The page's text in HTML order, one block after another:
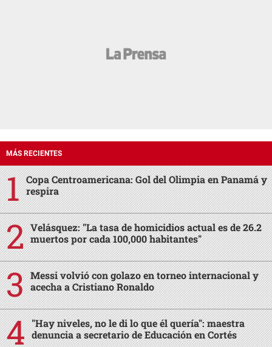
MÁS RECIENTES
Copa Centroamericana: Gol del Olimpia en Panamá y
respira
Velásquez: "La tasa de homicidios actual es de 26.2
muertos por cada 100,000 habitantes"
Messi volvió con golazo en torneo internacional y
acecha a Cristiano Ronaldo
"Hay niveles, no le di lo que él quería": maestra
denuncia a secretario de Educación en Cortés